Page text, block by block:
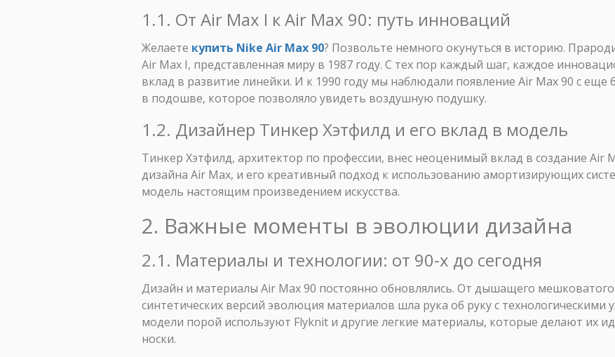
1.1. От Air Max I к Air Max 90: путь инноваций
Желаете купить Nike Air Max 90? Позвольте немного окунуться в историю.
Air Max I, представленная миру в 1987 году. С тех пор каждый шаг, каждое
вклад в развитие линейки. И к 1990 году мы наблюдали появление Air Max 90 с
в подошве, которое позволяло увидеть воздушную подушку.
1.2. Дизайнер Тинкер Хэтфилд и его вклад в модель
Тинкер Хэтфилд, архитектор по профессии, внес неоценимый вклад в создание Air
дизайна Air Max, и его креативный подход к использованию амортизирующих
модель настоящим произведением искусства.
2. Важные моменты в эволюции дизайна
2.1. Материалы и технологии: от 90-х до сегодня
Дизайн и материалы Air Max 90 постоянно обновлялись. От дышащего
синтетических версий эволюция материалов шла рука об руку с
модели порой используют Flyknit и другие легкие материалы, которые делают их
носки.